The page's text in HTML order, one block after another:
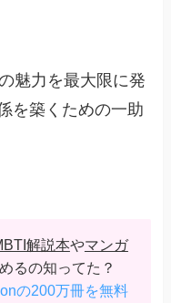
魅力を最大限に発
を築くための一助
解説本やマンガ
るの知ってた？
の200万冊を無料